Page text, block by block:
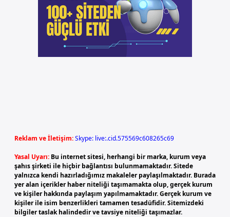
Reklam ve İletişim:Skype: live:.cid.575569c608265c69
Yasal Uyarı: Bu internet sitesi, herhangi bir marka, kurum veya
şahıs şirketi ile hiçbir bağlantısı bulunmamaktadır. Sitede
yalnızca kendi hazırladığımız makaleler paylaşılmaktadır. Burada
yer alan içerikler haber niteliği taşımamakta olup, gerçek kurum
ve kişiler hakkında paylaşım yapılmamaktadır. Gerçek kurum ve
kişiler ile isim benzerlikleri tamamen tesadüfidir. Sitemizdeki
bilgiler taslak halindedir ve tavsiye niteliği taşımazlar.